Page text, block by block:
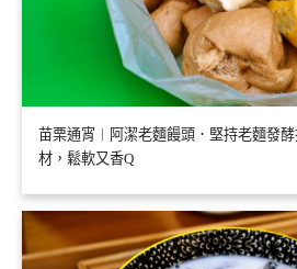
苗栗通宵︱阿潔老麵饅頭．堅持老麵發
材，鬆軟又香Q